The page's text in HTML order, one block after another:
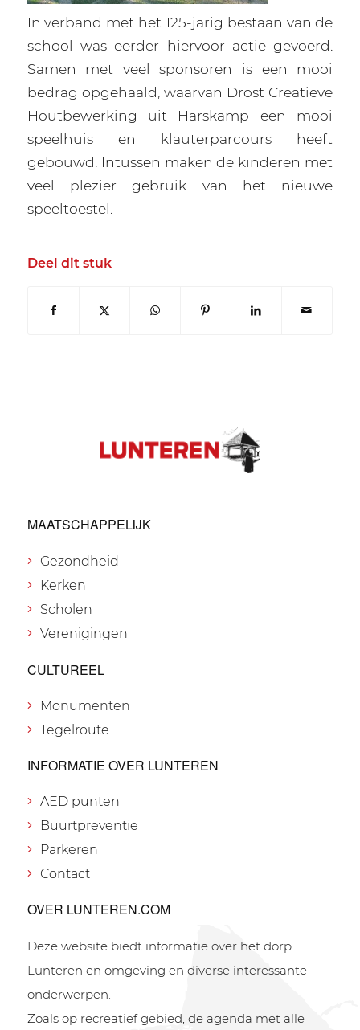
In verband met het 125-jarig bestaan van de
school was eerder hiervoor actie gevoerd.
Samen met veel sponsoren is een mooi
bedrag opgehaald, waarvan Drost Creatieve
Houtbewerking uit Harskamp een mooi
speelhuis en klauterparcours heeft
gebouwd. Intussen maken de kinderen met
veel plezier gebruik van het nieuwe
speeltoestel.
Deel dit stuk
MAATSCHAPPELIJK
Gezondheid
Kerken
Scholen
Verenigingen
CULTUREEL
Monumenten
Tegelroute
INFORMATIE OVER LUNTEREN
AED punten
Buurtpreventie
Parkeren
Contact
OVER LUNTEREN.COM
Deze website biedt informatie over het dorp
Lunteren en omgeving en diverse interessante
onderwerpen.
Zoals op recreatief gebied, de agenda met alle